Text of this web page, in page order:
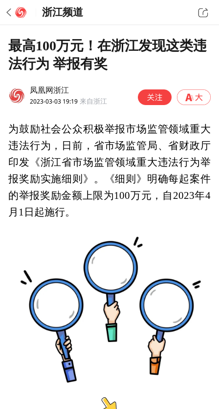
浙江频道
最高100万元！在浙江发现这类违
法行为 举报有奖
凤凰网浙江
2023-03-03 19:19 来自浙江
为鼓励社会公众积极举报市场监管领域重大
违法行为，日前，省市场监管局、省财政厅
印发《浙江省市场监管领域重大违法行为举
报奖励实施细则》。《细则》明确每起案件
的举报奖励金额上限为100万元，自2023年4
月1日起施行。